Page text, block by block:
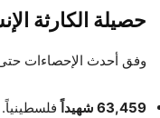
حصيلة الكارثة
وفق أحدث الإحصاءات حتى
63,459 شهيداً
فلسطينياً.